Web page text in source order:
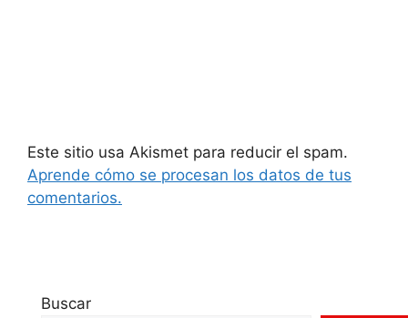
Este sitio usa Akismet para reducir el spam.
Aprende cómo se procesan los datos de tus
comentarios.
Buscar